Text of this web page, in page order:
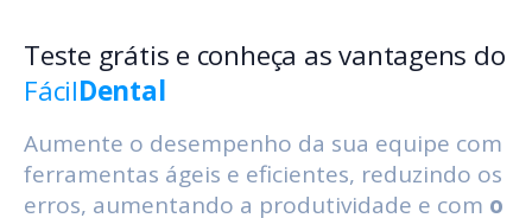
Teste grátis e conheça as vantagens do
FácilDental
Aumente o desempenho da sua equipe com
ferramentas ágeis e eficientes, reduzindo os
erros, aumentando a produtividade e com o